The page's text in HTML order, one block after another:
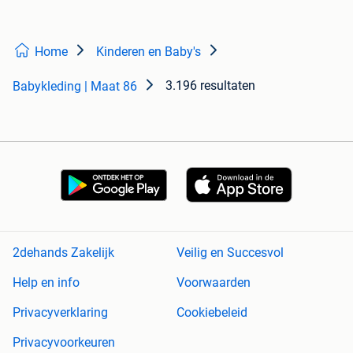
Home Kinderen en Baby's
Babykleding | Maat 86 3.196 resultaten
2dehands Zakelijk
Veilig en Succesvol
Help en info
Voorwaarden
Privacyverklaring
Cookiebeleid
Privacyvoorkeuren